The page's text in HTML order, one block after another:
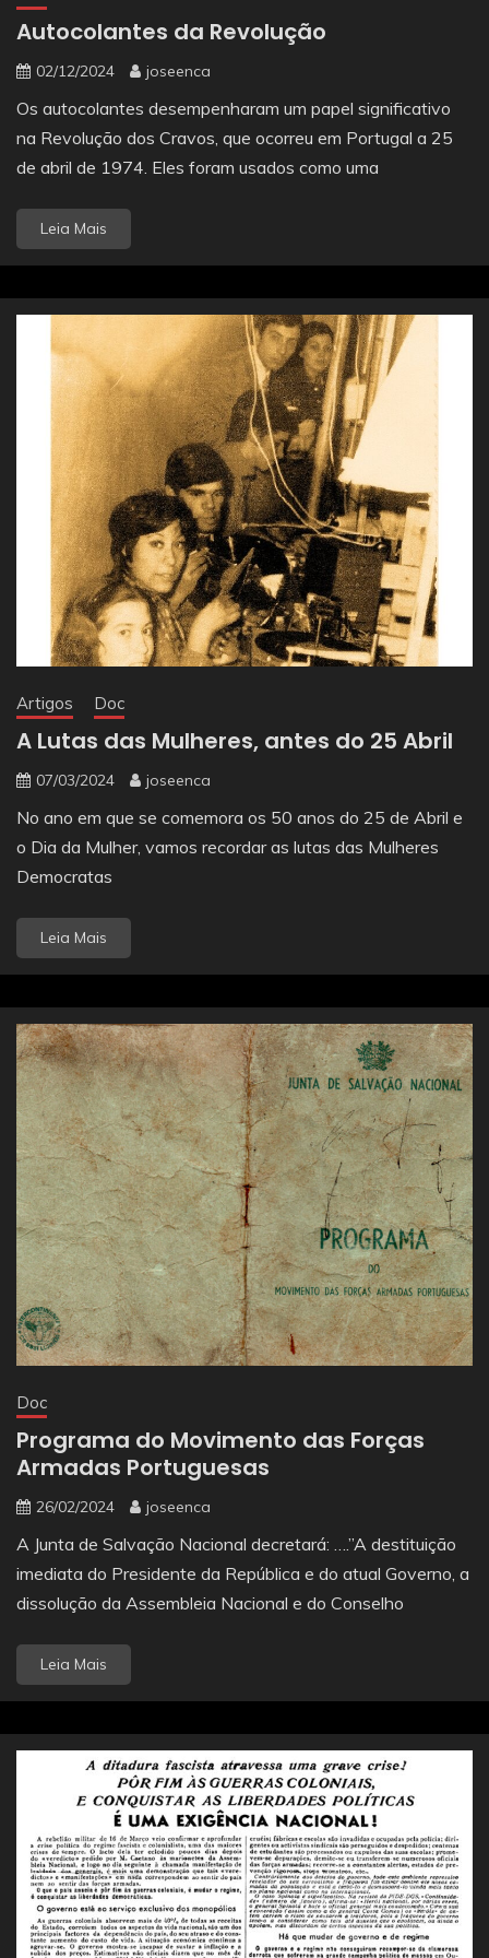
Autocolantes da Revolução
02/12/2024 joseenca
Os autocolantes desempenharam um papel significativo
na Revolução dos Cravos, que ocorreu em Portugal a 25
de abril de 1974. Eles foram usados como uma
Leia Mais
Artigos Doc
A Lutas das Mulheres, antes do 25 Abril
07/03/2024 joseenca
No ano em que se comemora os 50 anos do 25 de Abril e
o Dia da Mulher, vamos recordar as lutas das Mulheres
Democratas
Leia Mais
Doc
Programa do Movimento das Forças
Armadas Portuguesas
26/02/2024 joseenca
A Junta de Salvação Nacional decretará: ….”A destituição
imediata do Presidente da República e do atual Governo, a
dissolução da Assembleia Nacional e do Conselho
Leia Mais